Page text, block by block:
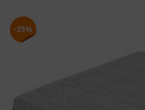
-35%